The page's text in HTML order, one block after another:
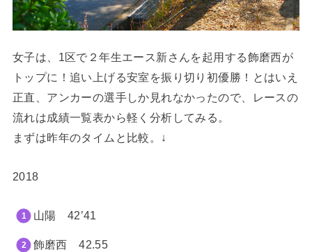
女子は、1区で２年生エース新さんを起用する飾磨西が
トップに！追い上げる安室を振り切り初優勝！とはいえ
正直、アンカーの選手しか見れなかったので、レースの
流れは成績一覧表から軽く分析してみる。
まずは昨年のタイムと比較。↓
2018
山陽 42’41
飾磨西 42.55